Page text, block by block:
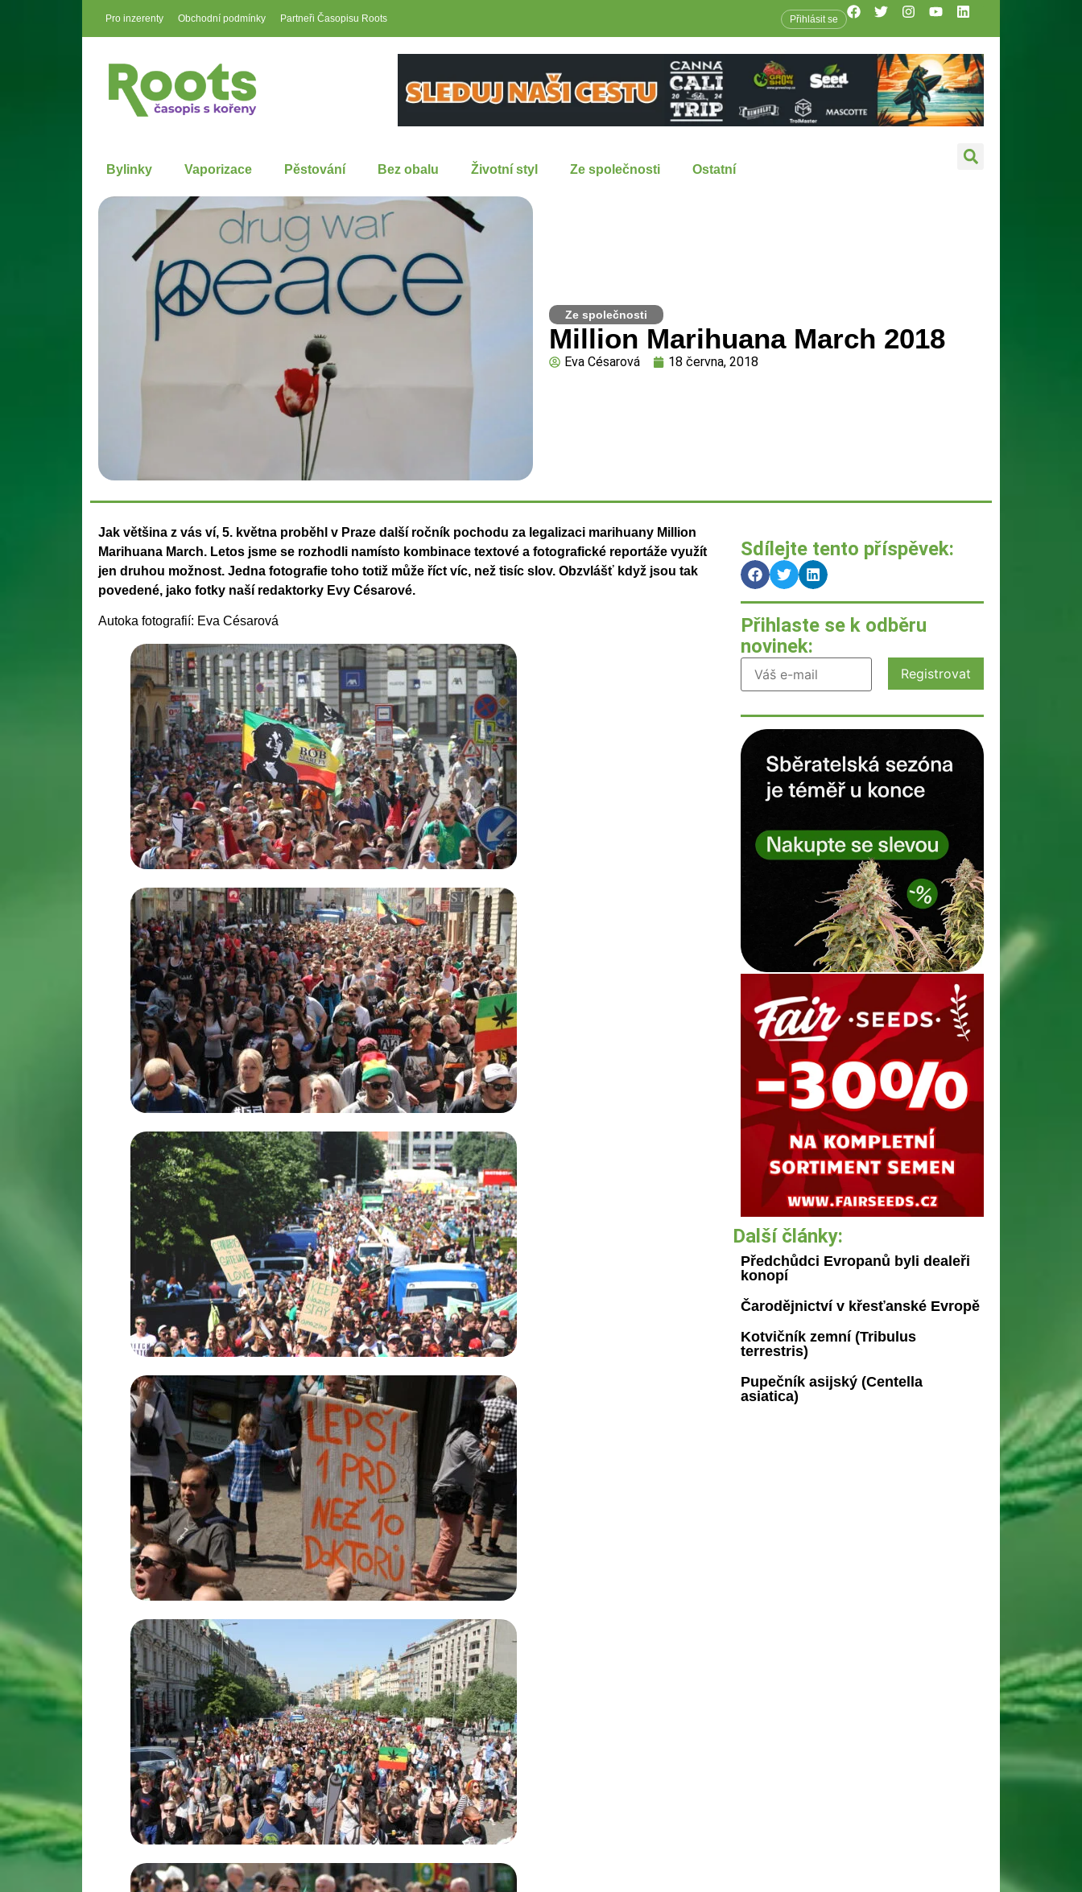
Pro inzerenty Obchodní podmínky Partneři Časopisu Roots Přihlásit se
Bylinky Vaporizace Pěstování Bez obalu Životní styl Ze společnosti Ostatní
Ze společnosti
Million Marihuana March 2018
Eva Césarová 18 června, 2018
Jak většina z vás ví, 5. května proběhl v Praze další ročník pochodu za legalizaci marihuany Million
Marihuana March. Letos jsme se rozhodli namísto kombinace textové a fotografické reportáže využít
jen druhou možnost. Jedna fotografie toho totiž může říct víc, než tisíc slov. Obzvlášť když jsou tak
povedené, jako fotky naší redaktorky Evy Césarové.
Autoka fotografií: Eva Césarová
Sdílejte tento příspěvek:
Přihlaste se k odběru
novinek:
Další články:
Předchůdci Evropanů byli dealeři
konopí
Čarodějnictví v křesťanské Evropě
Kotvičník zemní (Tribulus
terrestris)
Pupečník asijský (Centella
asiatica)